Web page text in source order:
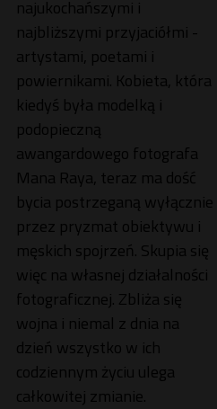
najukochańszymi i
najbliższymi przyjaciółmi -
artystami, poetami i
powiernikami. Kobieta, która
kiedyś była modelką i
podopieczną
awangardowego fotografa
Mana Raya, teraz ma dość
bycia postrzeganą wyłącznie
przez pryzmat obiektywu i
męskich spojrzeń. Skupia się
więc na własnej działalności
fotograficznej. Zbliża się
wojna i niemal z dnia na
dzień wszystko w ich
codziennym życiu ulega
całkowitej zmianie.